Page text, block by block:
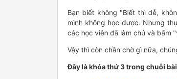
Bạn biết không "Biết thì dễ,
mình không học được. Nhưng
các học viên đã làm chủ và bấm
Vậy thì còn chần chờ gì nữa,
Đây là khóa thứ 3 trong chuỗi